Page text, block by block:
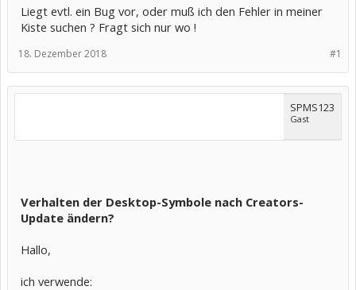
Liegt evtl. ein Bug vor, oder muß ich den Fehler in meiner
Kiste suchen ? Fragt sich nur wo !
#1
18. Dezember 2018
SPMS123
Gast
Verhalten der Desktop-Symbole nach Creators-
Update ändern?
Hallo,
ich verwende: